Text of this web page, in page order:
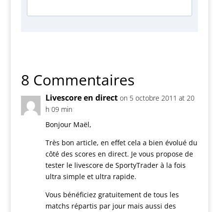
8 Commentaires
Livescore en direct on 5 octobre 2011 at 20
h 09 min
Bonjour Maël,
Très bon article, en effet cela a bien évolué du
côté des scores en direct. Je vous propose de
tester le livescore de SportyTrader à la fois
ultra simple et ultra rapide.
Vous bénéficiez gratuitement de tous les
matchs répartis par jour mais aussi des